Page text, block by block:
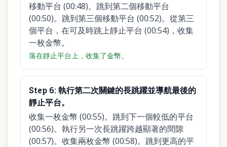
移動平台 (00:48)。跳到第二個移動平台
(00:50)。跳到第三個移動平台 (00:52)。從第三
個平台，在可及時跳上靜止平台 (00:54)，收集
一枚金幣。
落在靜止平台上，收集了金幣。
Step 6:執行第二次關鍵的長跳躍並導航最後的
靜止平台。
收集一枚金幣 (00:55)。跳到下一個較低的平台
(00:56)。執行另一次長跳躍跨越顯著的間隙
(00:57)。收集兩枚金幣 (00:58)。跳到更高的平